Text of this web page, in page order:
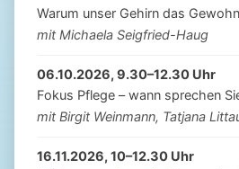
Warum unser Gehirn das
mit Michaela Seigfried-Haug
06.10.2026, 9.30–12.30 Uhr
Fokus Pflege – wann sprechen
mit Birgit Weinmann, Tatjana
16.11.2026, 10–12.30 Uhr